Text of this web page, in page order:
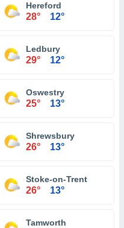
Hereford
28° 12°
Ledbury
29° 12°
Oswestry
25° 13°
Shrewsbury
26° 13°
Stoke-on-Trent
26° 13°
Tamworth